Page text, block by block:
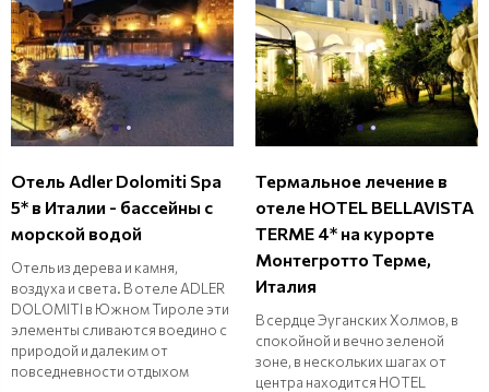
Отель Adler Dolomiti Spa
5* в Италии - бассейны с
морской водой
Отель из дерева и камня,
воздуха и света. В отеле ADLER
DOLOMITI в Южном Тироле эти
элементы сливаются воедино с
природой и далеким от
повседневности отдыхом
Термальное лечение в
отеле HOTEL BELLAVISTA
TERME 4* на курорте
Монтегротто Терме,
Италия
В сердце Эуганских Холмов, в
спокойной и вечно зеленой
зоне, в нескольких шагах от
центра находится HOTEL